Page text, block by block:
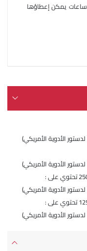
- الجرعات الكبيرة التي تصل إلى 1 جم كل 6 ساعات يمكن إعطاؤها